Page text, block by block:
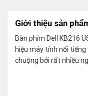
Giới thiệu sản
Bàn phím Dell KB216
hiệu máy tính nổi
chuộng bởi rất nhiều